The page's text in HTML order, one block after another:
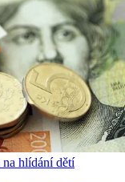
hlídání dětí